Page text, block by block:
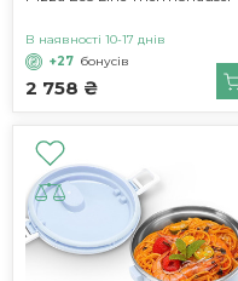
2 758 ₴
В наявності 10-17 днів
+27 бонусів